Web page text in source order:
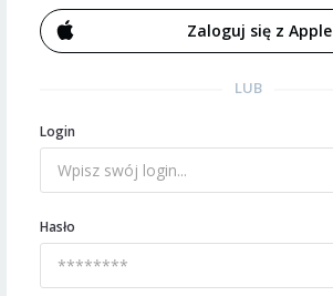
Zaloguj się z Apple
LUB
Login
Hasło